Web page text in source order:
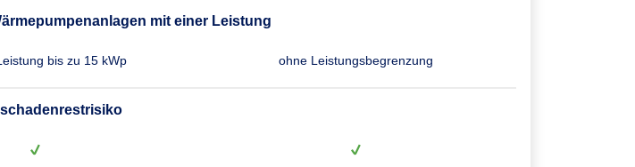
mit einer Leistung
bis zu 15 kWp ohne Leistungsbegrenzung